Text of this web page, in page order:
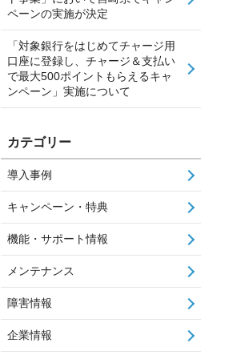
ペーンの実施が決定
「対象銀行をはじめてチャージ用
口座に登録し、チャージ＆支払い
で最大500ポイントもらえるキャ
ンペーン」実施について
カテゴリー
導入事例
キャンペーン・特典
機能・サポート情報
メンテナンス
障害情報
企業情報